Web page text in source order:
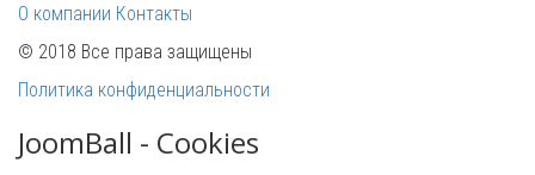
О компании Контакты
© 2018 Все права защищены
Политика конфиденциальности
JoomBall - Cookies